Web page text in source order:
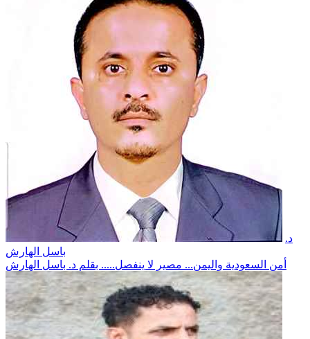
د.
باسل الهارش
أمن السعودية واليمن... مصير لا ينفصل..... بقلم د. باسل الهارش